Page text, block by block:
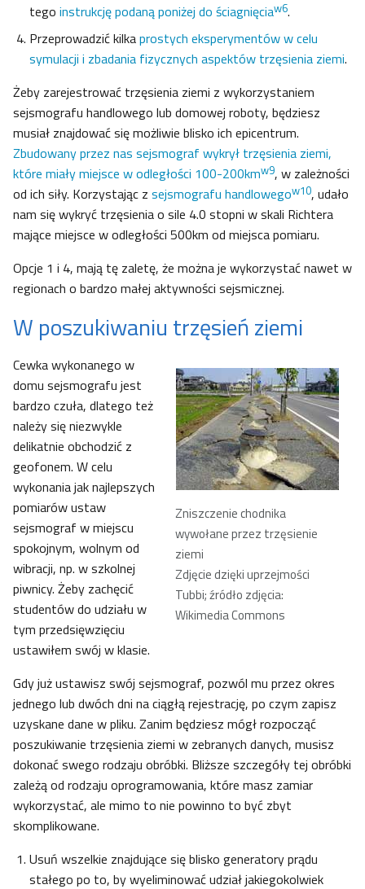
tego instrukcję podaną poniżej do ściagnięciaw6.
Przeprowadzić kilkaprostych eksperymentów w celu
symulacji i zbadania fizycznych aspektów trzęsienia ziemi.
Żeby zarejestrować trzęsienia ziemi z wykorzystaniem
sejsmografu handlowego lub domowej roboty, będziesz
musiał znajdować się możliwie blisko ich epicentrum.
Zbudowany przez nas sejsmograf wykrył trzęsienia ziemi,
które miały miejsce w odległości 100-200kmw9, w zależności
od ich siły. Korzystając z sejsmografu handlowegow10, udało
nam się wykryć trzęsienia o sile 4.0 stopni w skali Richtera
mające miejsce w odległości 500km od miejsca pomiaru.
Opcje 1 i 4, mają tę zaletę, że można je wykorzystać nawet w
regionach o bardzo małej aktywności sejsmicznej.
W poszukiwaniu trzęsień ziemi
Zniszczenie chodnika
wywołane przez trzęsienie
ziemi
Zdjęcie dzięki uprzejmości
Tubbi; źródło zdjęcia:
Wikimedia Commons
Cewka wykonanego w
domu sejsmografu jest
bardzo czuła, dlatego też
należy się niezwykle
delikatnie obchodzić z
geofonem. W celu
wykonania jak najlepszych
pomiarów ustaw
sejsmograf w miejscu
spokojnym, wolnym od
wibracji, np. w szkolnej
piwnicy. Żeby zachęcić
studentów do udziału w
tym przedsięwzięciu
ustawiłem swój w klasie.
Gdy już ustawisz swój sejsmograf, pozwól mu przez okres
jednego lub dwóch dni na ciągłą rejestrację, po czym zapisz
uzyskane dane w pliku. Zanim będziesz mógł rozpocząć
poszukiwanie trzęsienia ziemi w zebranych danych, musisz
dokonać swego rodzaju obróbki. Bliższe szczegóły tej obróbki
zależą od rodzaju oprogramowania, które masz zamiar
wykorzystać, ale mimo to nie powinno to być zbyt
skomplikowane.
Usuń wszelkie znajdujące się blisko generatory prądu
stałego po to, by wyeliminować udział jakiegokolwiek